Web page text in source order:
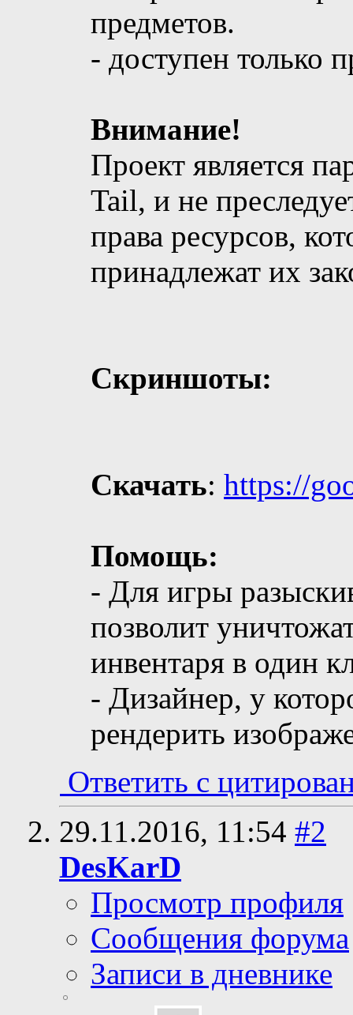
предметов.
- доступен только
Внимание!
Проект является
Tail, и не
права ресурсов,
принадлежат их
Скриншоты:
Скачать: https://
Помощь:
- Для игры
позволит
инвентаря в один
- Дизайнер, у
рендерить
Ответить с
29.11.2016, 11:54 #2
DesKarD
Просмотр профиля
Сообщения форума
Записи в дневнике